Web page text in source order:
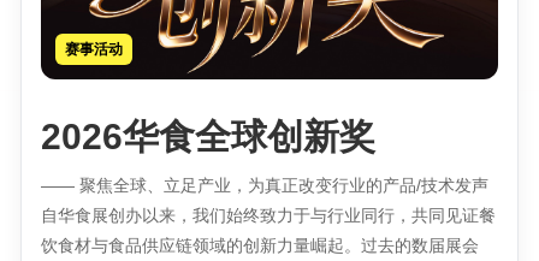
赛事活动
2026华食全球创新奖
—— 聚焦全球、立足产业，为真正改变行业的产品/技术发声
自华食展创办以来，我们始终致力于与行业同行，共同见证餐
饮食材与食品供应链领域的创新力量崛起。过去的数届展会